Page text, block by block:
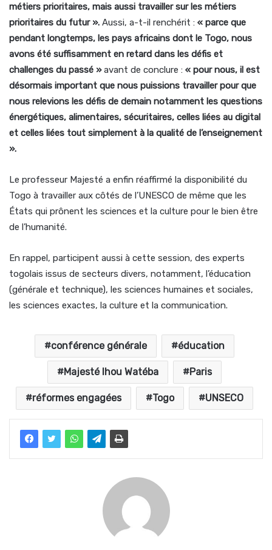
métiers prioritaires, mais aussi travailler sur les métiers
prioritaires du futur ». Aussi, a-t-il renchérit : « parce que
pendant longtemps, les pays africains dont le Togo, nous
avons été suffisamment en retard dans les défis et
challenges du passé »avant de conclure : « pour nous, il est
désormais important que nous puissions travailler pour que
nous relevions les défis de demain notamment les questions
énergétiques, alimentaires, sécuritaires, celles liées au digital
et celles liées tout simplement à la qualité de l’enseignement
».
Le professeur Majesté a enfin réaffirmé la disponibilité du
Togo à travailler aux côtés de l’UNESCO de même que les
États qui prônent les sciences et la culture pour le bien être
de l’humanité.
En rappel, participent aussi à cette session, des experts
togolais issus de secteurs divers, notamment, l’éducation
(générale et technique), les sciences humaines et sociales,
les sciences exactes, la culture et la communication.
conférence générale éducation
Majesté Ihou Watéba Paris
réformes engagées Togo UNSECO